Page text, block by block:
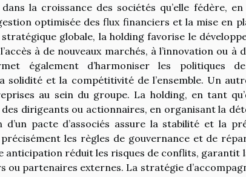
la croissance des sociétés qu’elle fédère,
optimisée des flux financiers et la mise en
globale, la holding favorise le
à de nouveaux marchés, à l’innovation ou à
également d’harmoniser les politiques
solidité et la compétitivité de l’ensemble. Un
au sein du groupe. La holding, en tant
dirigeants ou actionnaires, en organisant la
d’un pacte d’associés assure la stabilité et la
les règles de gouvernance et de
anticipation réduit les risques de conflits, garantit
ou partenaires externes. La stratégie